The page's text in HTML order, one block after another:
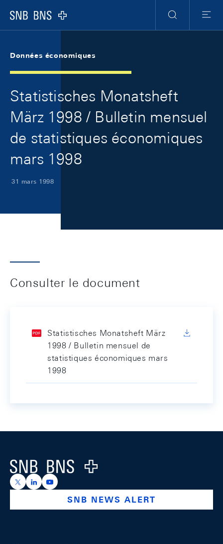
Logo
RechercheMenu
Données économiques
Statistisches Monatsheft
März 1998 / Bulletin mensuel
de statistiques économiques
mars 1998
31 mars 1998
Consulter le document
Statistisches Monatsheft März
1998 / Bulletin mensuel de
statistiques économiques mars
1998
Logo
https://x.com/snb_bns
https://ch.linkedin.com/company/swiss-national-
https://www.youtube.com/@swissnationalbank
SNB NEWS ALERT